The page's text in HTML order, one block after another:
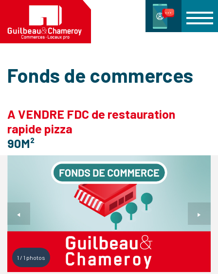
Fonds de commerces
A VENDRE FDC de restauration
rapide pizza
90M²
1 / 1 photos